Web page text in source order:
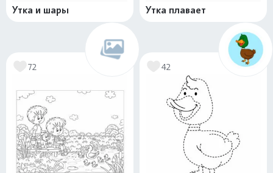
Утка и шары Утка плавает
72 42